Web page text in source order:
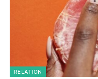
RELATION